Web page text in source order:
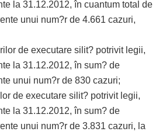
la 31.12.2012, în cuantum total de
unui num?r de 4.661 cazuri,
de executare silit? potrivit legii,
la 31.12.2012, în sum? de
unui num?r de 830 cazuri;
de executare silit? potrivit legii,
la 31.12.2012, în sum? de
unui num?r de 3.831 cazuri, la